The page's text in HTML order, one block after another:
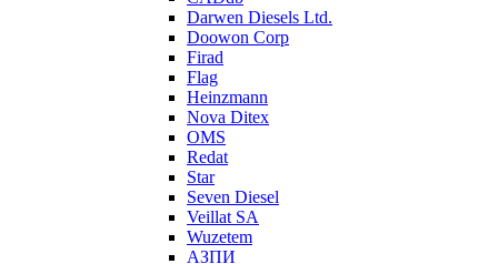
Darwen Diesels Ltd.
Doowon Corp
Firad
Flag
Heinzmann
Nova Ditex
OMS
Redat
Star
Seven Diesel
Veillat SA
Wuzetem
АЗПИ